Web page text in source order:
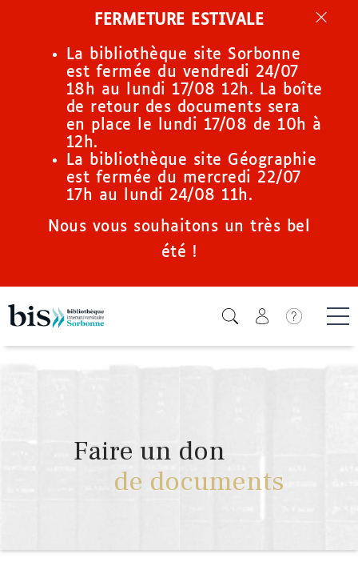
principal
FERMETURE ESTIVALE
La bibliothèque site Sorbonne
est fermée du vendredi 24/07
18h au lundi 17/08 12h. La boîte
de retour des documents sera
en place le lundi 17/08 de 10h à
12h.
La bibliothèque site Géographie
est fermée du mercredi 22/07
17h au lundi 24/08 11h.
Nous vous souhaitons un très bel
été !
Icone de
Faire un don
de documents